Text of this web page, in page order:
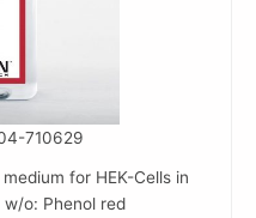
710629
for HEK-Cells in
o: Phenol red